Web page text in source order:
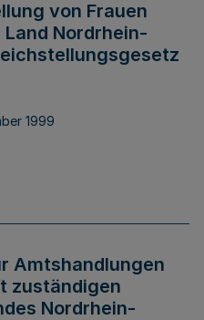
von Frauen
Nordrhein-
1999
Amtshandlungen
zuständigen
Nordrhein-